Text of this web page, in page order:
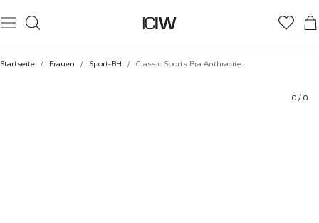
Startseite / Frauen / Sport-BH / Classic Sports Bra Anthracite
0 / 0